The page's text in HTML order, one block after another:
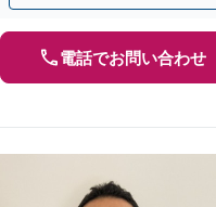
電話でお問い合わせ